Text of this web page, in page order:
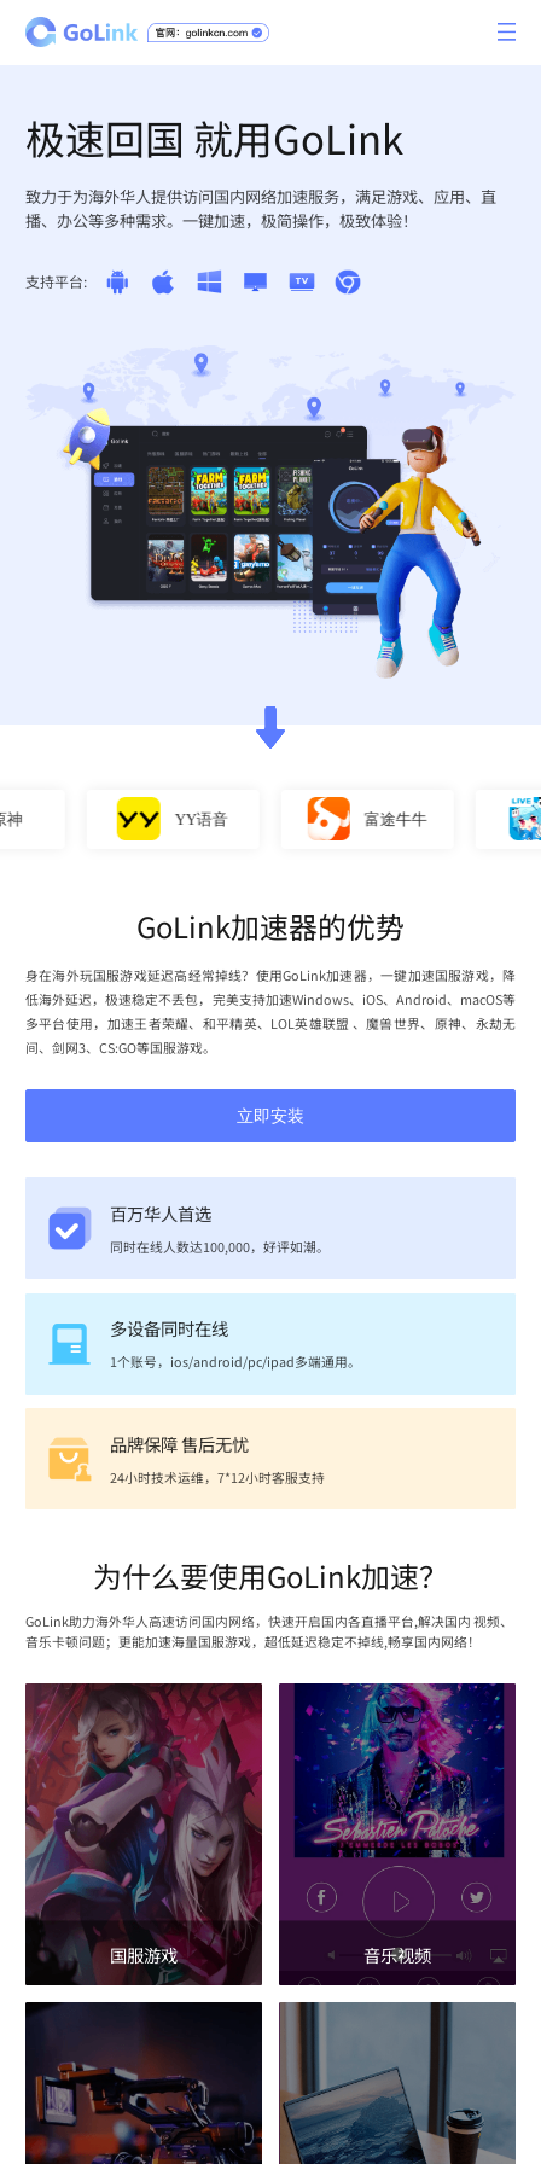
极速回国 就用GoLink
致力于为海外华人提供访问国内网络加速服务，满足游戏、应用、直
播、办公等多种需求。一键加速，极简操作，极致体验！
支持平台:
YY语音 富途牛牛
GoLink加速器的优势
身在海外玩国服游戏延迟高经常掉线？使用GoLink加速器，一键加速国服游戏，降
低海外延迟，极速稳定不丢包，完美支持加速Windows、iOS、Android、macOS等
多平台使用，加速王者荣耀、和平精英、LOL英雄联盟 、魔兽世界、原神、永劫无
间、剑网3、CS:GO等国服游戏。
立即安装
百万华人首选
同时在线人数达100,000，好评如潮。
多设备同时在线
1个账号，ios/android/pc/ipad多端通用。
品牌保障 售后无忧
24小时技术运维，7*12小时客服支持
为什么要使用GoLink加速？
GoLink助力海外华人高速访问国内网络，快速开启国内各直播平台,解决国内 视频、
音乐卡顿问题；更能加速海量国服游戏，超低延迟稳定不掉线,畅享国内网络！
国服游戏 音乐视频